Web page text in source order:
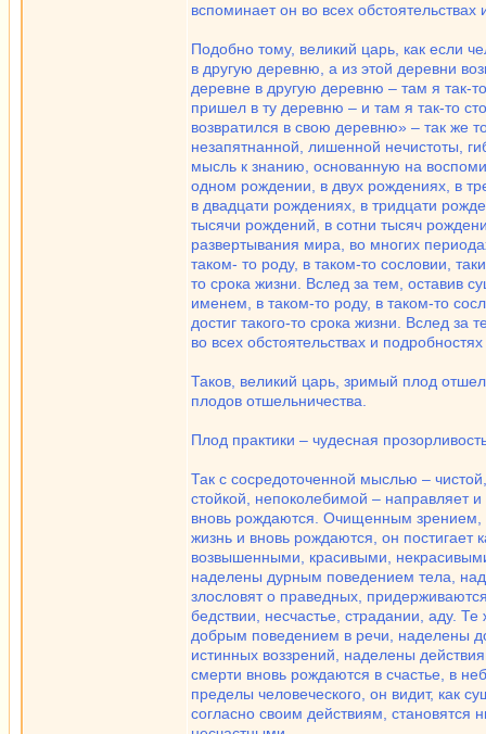
вспоминает он во всех
Подобно тому, великий царь, как если
в другую деревню, а из этой деревни
деревне в другую деревню – там я так-
пришел в ту деревню – и там я так-то
возвратился в свою деревню» – так же
незапятнанной, лишенной нечистоты,
мысль к знанию, основанную на
одном рождении, в двух рождениях, в
в двадцати рождениях, в тридцати
тысячи рождений, в сотни тысяч
развертывания мира, во многих
таком- то роду, в таком-то сословии,
то срока жизни. Вслед за тем, оставив
именем, в таком-то роду, в таком-то
достиг такого-то срока жизни. Вслед
во всех обстоятельствах и
Таков, великий царь, зримый плод
плодов отшельничества.
Плод практики – чудесная
Так с сосредоточенной мыслью –
стойкой, непоколебимой – направляет
вновь рождаются. Очищенным зрением,
жизнь и вновь рождаются, он постигает
возвышенными, красивыми,
наделены дурным поведением тела,
злословят о праведных,
бедствии, несчастье, страдании, аду.
добрым поведением в речи, наделены
истинных воззрений, наделены
смерти вновь рождаются в счастье, в
пределы человеческого, он видит, как
согласно своим действиям,